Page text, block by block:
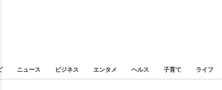
ニュース ビジネス エンタメ ヘルス 子育て ライフ